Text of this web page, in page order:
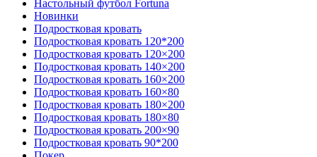
Настольный футбол Fortuna
Новинки
Подростковая кровать
Подростковая кровать 120*200
Подростковая кровать 120×200
Подростковая кровать 140×200
Подростковая кровать 160×200
Подростковая кровать 160×80
Подростковая кровать 180×200
Подростковая кровать 180×80
Подростковая кровать 200×90
Подростковая кровать 90*200